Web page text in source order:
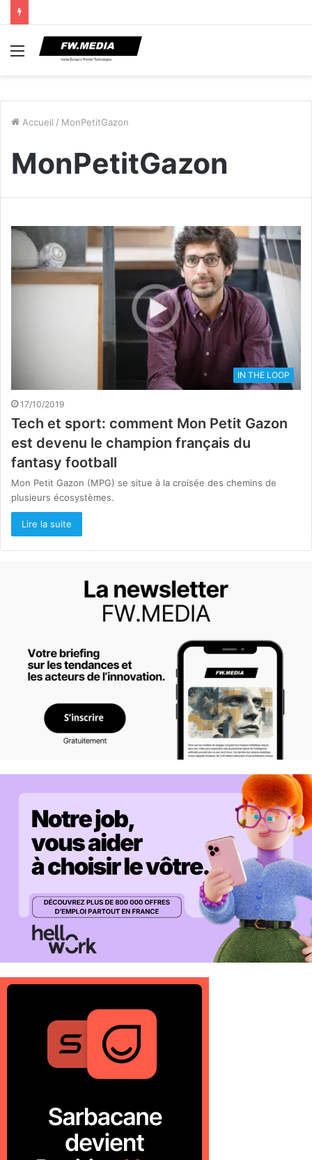
Menu
Accueil / MonPetitGazon
MonPetitGazon
IN THE LOOP
17/10/2019
Tech et sport: comment Mon Petit Gazon
est devenu le champion français du
fantasy football
Mon Petit Gazon (MPG) se situe à la croisée des chemins de
plusieurs écosystèmes.
Lire la suite